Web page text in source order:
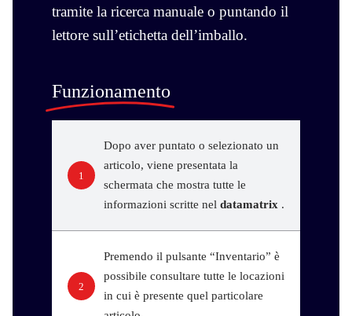
tramite la ricerca manuale o puntando il
lettore sull’etichetta dell’imballo.
Funzionamento
1
Dopo aver puntato o selezionato un
articolo, viene presentata la
schermata che mostra tutte le
informazioni scritte nel datamatrix .
2
Premendo il pulsante “Inventario” è
possibile consultare tutte le locazioni
in cui è presente quel particolare